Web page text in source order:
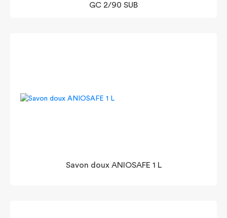
GC 2/90 SUB
Savon doux ANIOSAFE 1 L